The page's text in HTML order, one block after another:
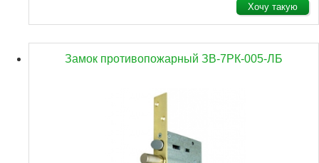
Хочу такую
Замок противопожарный ЗВ-7РК-005-ЛБ